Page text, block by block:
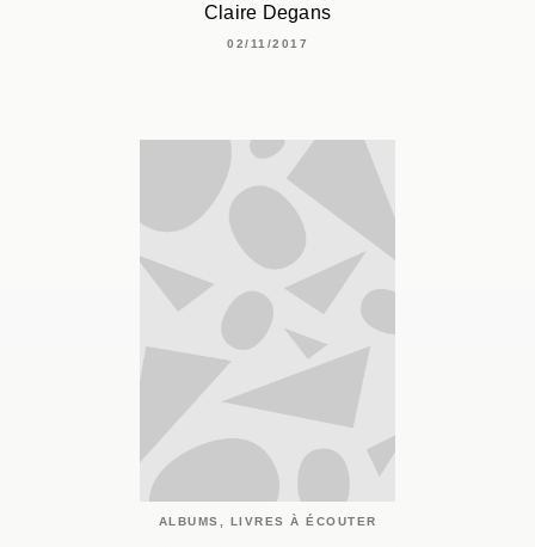
Claire Degans
02/11/2017
ALBUMS, LIVRES À ÉCOUTER